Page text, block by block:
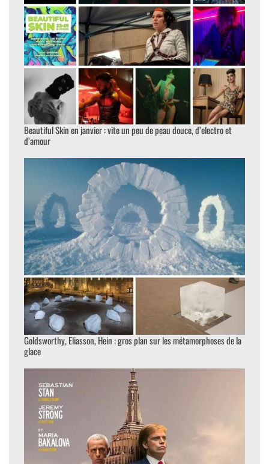
Beautiful Skin en janvier : vite un peu de peau douce, d’electro et
d’amour
Goldsworthy, Eliasson, Hein : gros plan sur les métamorphoses de la
glace